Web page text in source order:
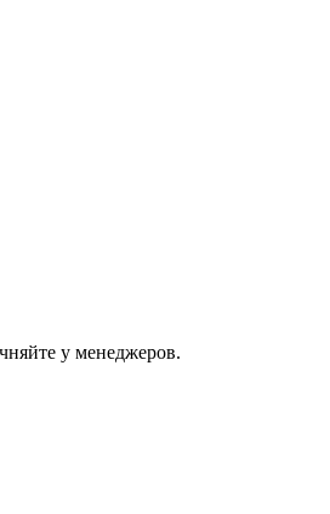
у менеджеров.